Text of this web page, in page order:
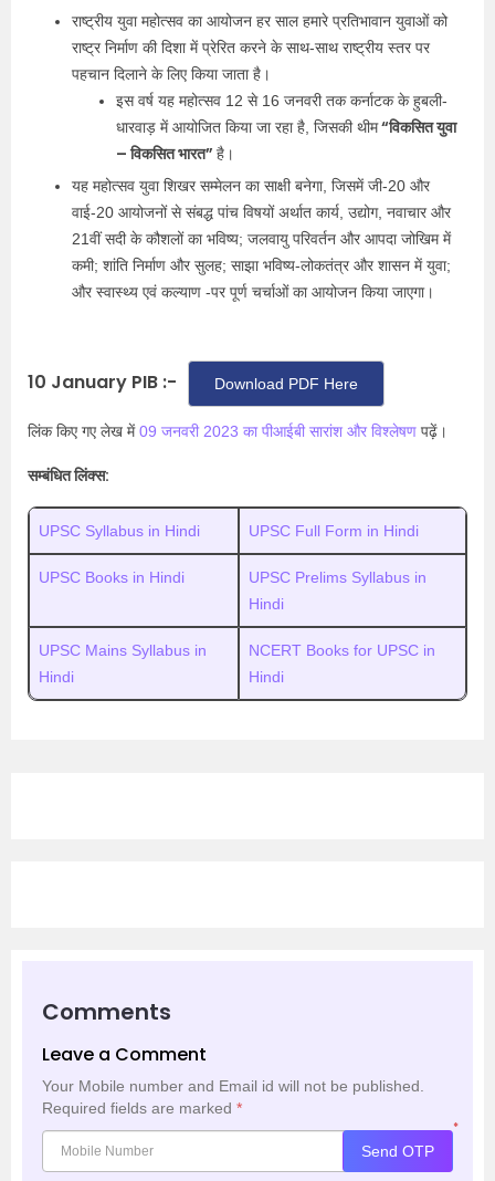
राष्ट्रीय युवा महोत्सव का आयोजन हर साल हमारे प्रतिभावान युवाओं को
राष्ट्र निर्माण की दिशा में प्रेरित करने के साथ-साथ राष्ट्रीय स्तर पर
पहचान दिलाने के लिए किया जाता है।
इस वर्ष यह महोत्सव 12 से 16 जनवरी तक कर्नाटक के हुबली-
धारवाड़ में आयोजित किया जा रहा है, जिसकी थीम“विकसित युवा
– विकसित भारत” है।
यह महोत्सव युवा शिखर सम्‍मेलन का साक्षी बनेगा, जिसमें जी-20 और
वाई-20 आयोजनों से संबद्ध पांच विषयों अर्थात कार्य, उद्योग, नवाचार और
21वीं सदी के कौशलों का भविष्य; जलवायु परिवर्तन और आपदा जोखिम में
कमी; शांति निर्माण और सुलह; साझा भविष्य-लोकतंत्र और शासन में युवा;
और स्वास्थ्य एवं कल्याण -पर पूर्ण चर्चाओं का आयोजन किया जाएगा।
10 January PIB :- Download PDF Here
लिंक किए गए लेख में09 जनवरी 2023 का पीआईबी सारांश और विश्लेषण पढ़ें।
सम्बंधित लिंक्स:
UPSC Syllabus in Hindi UPSC Full Form in Hindi
UPSC Books in Hindi
UPSC Prelims Syllabus in
Hindi
UPSC Mains Syllabus in
Hindi
NCERT Books for UPSC in
Hindi
Comments
Leave a Comment
Your Mobile number and Email id will not be published.
Required fields are marked *
*
Send OTP